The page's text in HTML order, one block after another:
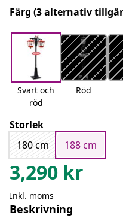
Färg (3 alternativ
Svart och
röd
Röd
Storlek
180 cm
188 cm
3,290 kr
Inkl. moms
Beskrivning